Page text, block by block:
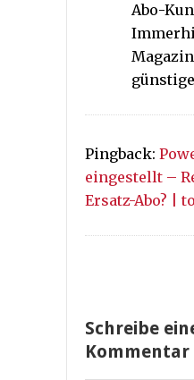
Abo-
Pingback:
eingestellt –
Ersatz-Abo? |
Schreibe
Kommentar